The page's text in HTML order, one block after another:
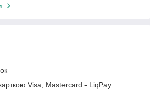
Visa, Mastercard - LiqPay